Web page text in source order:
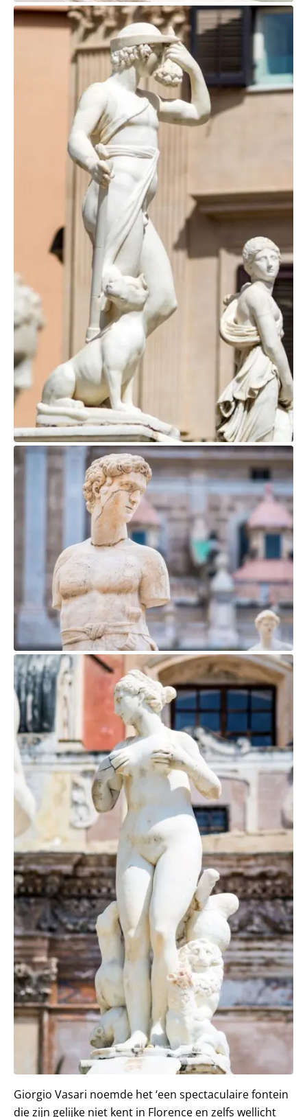
Giorgio Vasari noemde het ‘een spectaculaire fontein
die zijn gelijke niet kent in Florence en zelfs wellicht